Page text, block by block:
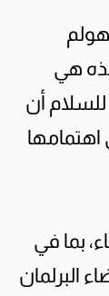
هي
أن
اهتمامها
بما في
البرلمان